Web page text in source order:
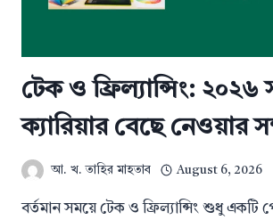
টেক ও ফ্রিল্যান্সিং: ২০২৬
ক্যারিয়ার বেছে নেওয়ার
আ. খ. তাহির মাহতাব August 6, 2026
বর্তমান সময়ে টেক ও ফ্রিল্যান্সিং শুধু একটি